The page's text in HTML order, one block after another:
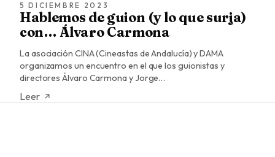
5 DICIEMBRE 2023
Hablemos de guion (y lo que surja)
con… Álvaro Carmona
La asociación CINA (Cineastas de Andalucía) y DAMA
organizamos un encuentro en el que los guionistas y
directores Álvaro Carmona y Jorge…
Leer